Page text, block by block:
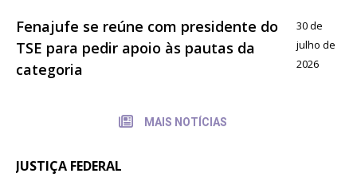
Fenajufe se reúne com presidente do
TSE para pedir apoio às pautas da
categoria
30 de
julho de
2026
MAIS NOTÍCIAS
JUSTIÇA FEDERAL